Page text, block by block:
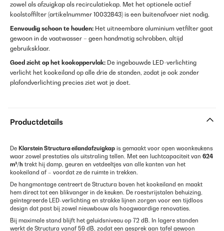
zowel als afzuigkap als recirculatiekap. Met het optionele actief
koolstoffilter (artikelnummer 10032843) is een buitenafvoer niet nodig.
Eenvoudig schoon te houden: Het uitneembare aluminium vetfilter gaat
gewoon in de vaatwasser – geen handmatig schrobben, altijd
gebruiksklaar.
Goed zicht op het kookoppervlak: De ingebouwde LED-verlichting
verlicht het kookeiland op alle drie de standen, zodat je ook zonder
plafondverlichting precies ziet wat je doet.
Productdetails
De Klarstein Structura eilandafzuigkap is gemaakt voor open woonkeukens
waar zowel prestaties als uitstraling tellen. Met een luchtcapaciteit van 624
m³/h trekt hij damp, geuren en vetdeeltjes van alle kanten van het
kookeiland af – voordat ze de ruimte in trekken.
De hangmontage centreert de Structura boven het kookeiland en maakt
hem direct tot een blikvanger in de keuken. De roestvrijstalen behuizing,
geïntegreerde LED-verlichting en strakke lijnen zorgen voor een tijdloos
design dat past bij zowel nieuwbouw als hoogwaardige renovaties.
Bij maximale stand blijft het geluidsniveau op 72 dB. In lagere standen
werkt de Structura vanaf 59 dB, zodat een gesprek aan tafel gewoon